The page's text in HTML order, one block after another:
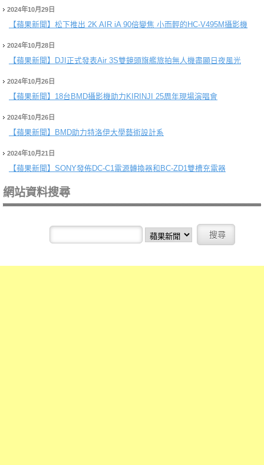
2024年10月29日
【蘋果新聞】 松下推出 2K AIR iA 90倍變焦 小而輕的HC-V495M攝影機
2024年10月28日
【蘋果新聞】 DJI正式發表Air 3S雙鏡頭旗艦旅拍無人機盡顯日夜風光
2024年10月26日
【蘋果新聞】 18台BMD攝影機助力KIRINJI 25周年現場演唱會
2024年10月26日
【蘋果新聞】 BMD助力特洛伊大學藝術設計系
2024年10月21日
【蘋果新聞】 SONY發佈DC-C1電源轉換器和BC-ZD1雙槽充電器
網站資料搜尋